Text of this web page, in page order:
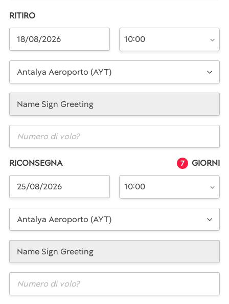
RITIRO
10:00
Antalya Aeroporto (AYT)
Name Sign Greeting
RICONSEGNA 7 GIORNI
10:00
Antalya Aeroporto (AYT)
Name Sign Greeting